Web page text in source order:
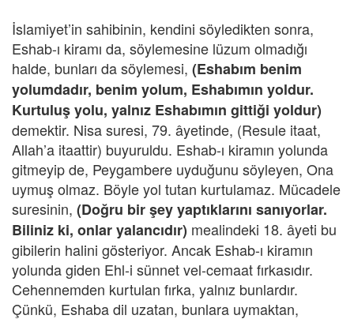
İslamiyet’in sahibinin, kendini söyledikten sonra,
Eshab-ı kiramı da, söylemesine lüzum olmadığı
halde, bunları da söylemesi, (Eshabım benim
yolumdadır, benim yolum, Eshabımın yoldur.
Kurtuluş yolu, yalnız Eshabımın gittiği yoldur)
demektir. Nisa suresi, 79. âyetinde, (Resule itaat,
Allah’a itaattir) buyuruldu. Eshab-ı kiramın yolunda
gitmeyip de, Peygambere uyduğunu söyleyen, Ona
uymuş olmaz. Böyle yol tutan kurtulamaz. Mücadele
suresinin, (Doğru bir şey yaptıklarını sanıyorlar.
Biliniz ki, onlar yalancıdır) mealindeki 18. âyeti bu
gibilerin halini gösteriyor. Ancak Eshab-ı kiramın
yolunda giden Ehl-i sünnet vel-cemaat fırkasıdır.
Cehennemden kurtulan fırka, yalnız bunlardır.
Çünkü, Eshaba dil uzatan, bunlara uymaktan,